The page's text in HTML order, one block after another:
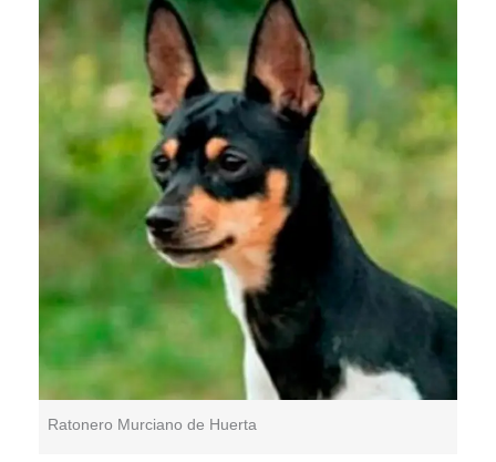
Ratonero Murciano de Huerta